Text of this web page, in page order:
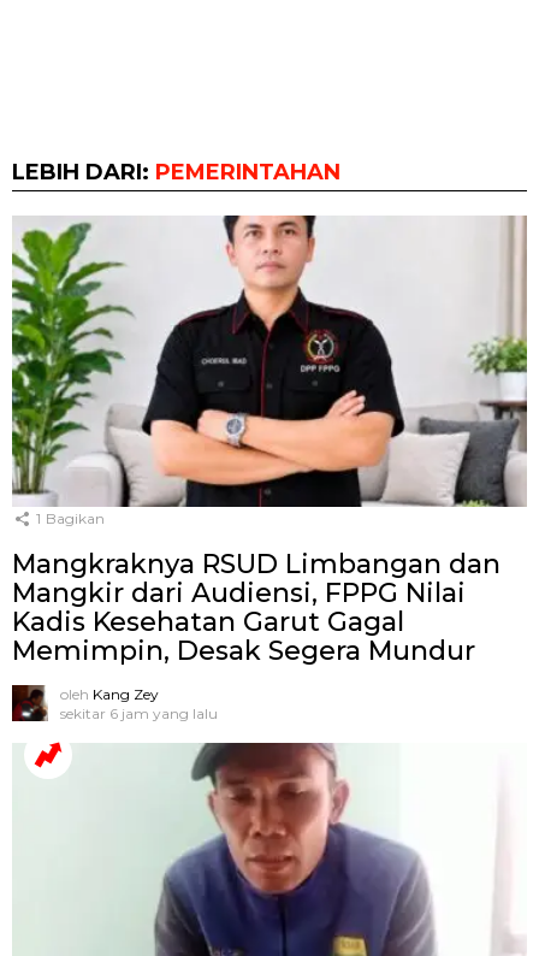
LEBIH DARI: PEMERINTAHAN
1 Bagikan
Mangkraknya RSUD Limbangan dan
Mangkir dari Audiensi, FPPG Nilai
Kadis Kesehatan Garut Gagal
Memimpin, Desak Segera Mundur
oleh Kang Zey
sekitar 6 jam yang lalu